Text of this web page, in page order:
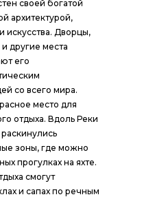
своей богатой
архитектурой,
искусства. Дворцы,
другие места
его
со всего мира.
место для
отдыха. Вдоль Реки
зоны, где можно
прогулках на яхте.
смогут
и сапах по речным